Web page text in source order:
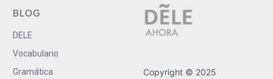
BLOG
DELE
Vocabulario
Gramática
Copyright © 2025